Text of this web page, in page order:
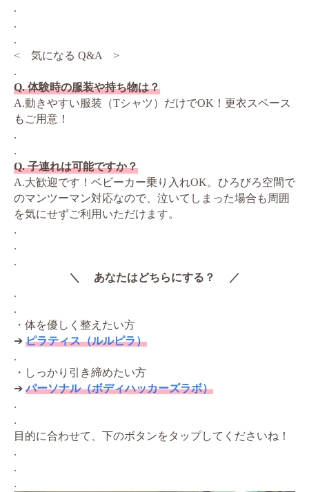
.
.
.
< 気になる Q&A >
.
Q. 体験時の服装や持ち物は？
A.動きやすい服装（Tシャツ）だけでOK！更衣スペース
もご用意！
.
.
Q. 子連れは可能ですか？
A.大歓迎です！ベビーカー乗り入れOK。ひろびろ空間で
のマンツーマン対応なので、泣いてしまった場合も周囲
を気にせずご利用いただけます。
.
.
.
＼ あなたはどちらにする？ ／
.
.
・体を優しく整えたい方
➔ ピラティス（ルルピラ）
.
・しっかり引き締めたい方
➔パーソナル（ボディハッカーズラボ）
.
.
目的に合わせて、下のボタンをタップしてくださいね！
.
.
.